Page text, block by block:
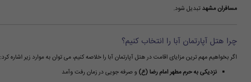
مسافران مشهد تبدیل شود.
چرا هتل آپارتمان آبا را انتخاب کنیم؟
اگر بخواهیم مهم ترین مزایای اقامت در هتل آپارتمان آبا را خلاصه کنیم، می توان به موارد زیر اشاره کرد:
نزدیکی به حرم مطهر امام رضا (ع) و صرفه جویی در زمان رفت وآمد